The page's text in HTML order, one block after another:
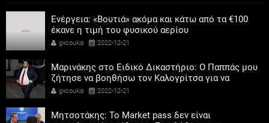
Ενέργεια: «Βουτιά» ακόμα και κάτω από τα €100
έκανε η τιμή του φυσικού αερίου
gxcoukis 2022-12-21
Μαρινάκης στο Ειδικό Δικαστήριο: Ο Παππάς μου
ζήτησε να βοηθήσω τον Καλογρίτσα για να
αποκτήσει σταθμό ο ΣΥΡΙΖΑ
gxcoukis 2022-12-21
Μητσοτάκης: Το Market pass δεν είναι